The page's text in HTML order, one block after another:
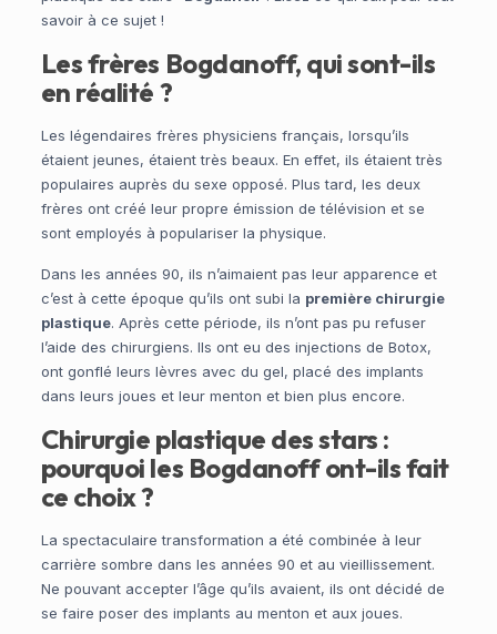
savoir à ce sujet !
Les frères Bogdanoff, qui sont-ils
en réalité ?
Les légendaires frères physiciens français, lorsqu’ils
étaient jeunes, étaient très beaux. En effet, ils étaient très
populaires auprès du sexe opposé. Plus tard, les deux
frères ont créé leur propre émission de télévision et se
sont employés à populariser la physique.
Dans les années 90, ils n’aimaient pas leur apparence et
c’est à cette époque qu’ils ont subi la première chirurgie
plastique. Après cette période, ils n’ont pas pu refuser
l’aide des chirurgiens. Ils ont eu des injections de Botox,
ont gonflé leurs lèvres avec du gel, placé des implants
dans leurs joues et leur menton et bien plus encore.
Chirurgie plastique des stars :
pourquoi les Bogdanoff ont-ils fait
ce choix ?
La spectaculaire transformation a été combinée à leur
carrière sombre dans les années 90 et au vieillissement.
Ne pouvant accepter l’âge qu’ils avaient, ils ont décidé de
se faire poser des implants au menton et aux joues.